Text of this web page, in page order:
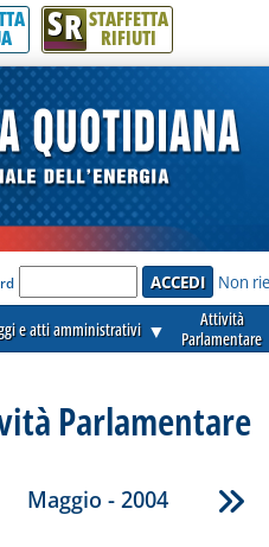
SR STAFFETTA
RIFIUTI
Non
e atti amministrativi ▼
Attività
Parlamentare
Parlamentare
Maggio - 2004